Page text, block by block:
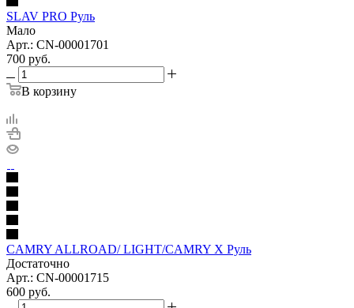
SLAV PRO Руль
Мало
Арт.: CN-00001701
700 руб.
В корзину
CAMRY ALLROAD/ LIGHT/CAMRY X Руль
Достаточно
Арт.: CN-00001715
600 руб.